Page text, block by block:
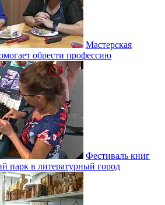
Мастерская
обрести профессию
Фестиваль книг
парк в литературный город